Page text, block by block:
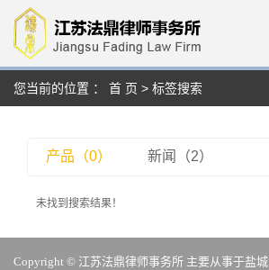
您当前的位置 ： 首 页 > 标签搜索
产品（0） 新闻（2）
未找到搜索结果！
Copyright © 江苏法鼎律师事务所 主要从事于盐